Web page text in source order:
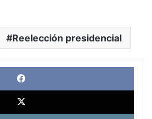
Reelección presidencial
X